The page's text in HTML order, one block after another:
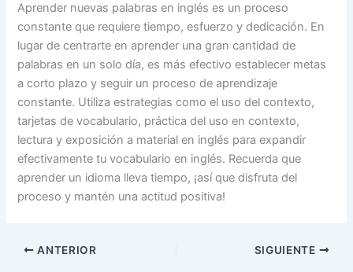
Aprender nuevas palabras en inglés es un proceso
constante que requiere tiempo, esfuerzo y dedicación. En
lugar de centrarte en aprender una gran cantidad de
palabras en un solo día, es más efectivo establecer metas
a corto plazo y seguir un proceso de aprendizaje
constante. Utiliza estrategias como el uso del contexto,
tarjetas de vocabulario, práctica del uso en contexto,
lectura y exposición a material en inglés para expandir
efectivamente tu vocabulario en inglés. Recuerda que
aprender un idioma lleva tiempo, ¡así que disfruta del
proceso y mantén una actitud positiva!
ANTERIOR SIGUIENTE